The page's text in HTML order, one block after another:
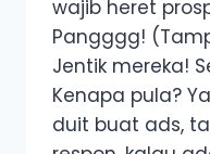
wajib heret
Pangggg!
Jentik mereka!
Kenapa pula?
duit buat ads,